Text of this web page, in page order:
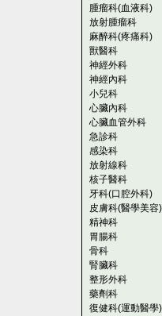
腫瘤科(血液科)
放射腫瘤科
麻醉科(疼痛科)
獸醫科
神經外科
神經內科
小兒科
心臟內科
心臟血管外科
急診科
感染科
放射線科
核子醫科
牙科(口腔外科)
皮膚科(醫學美容)
精神科
胃腸科
骨科
腎臟科
整形外科
藥劑科
復健科(運動醫學)